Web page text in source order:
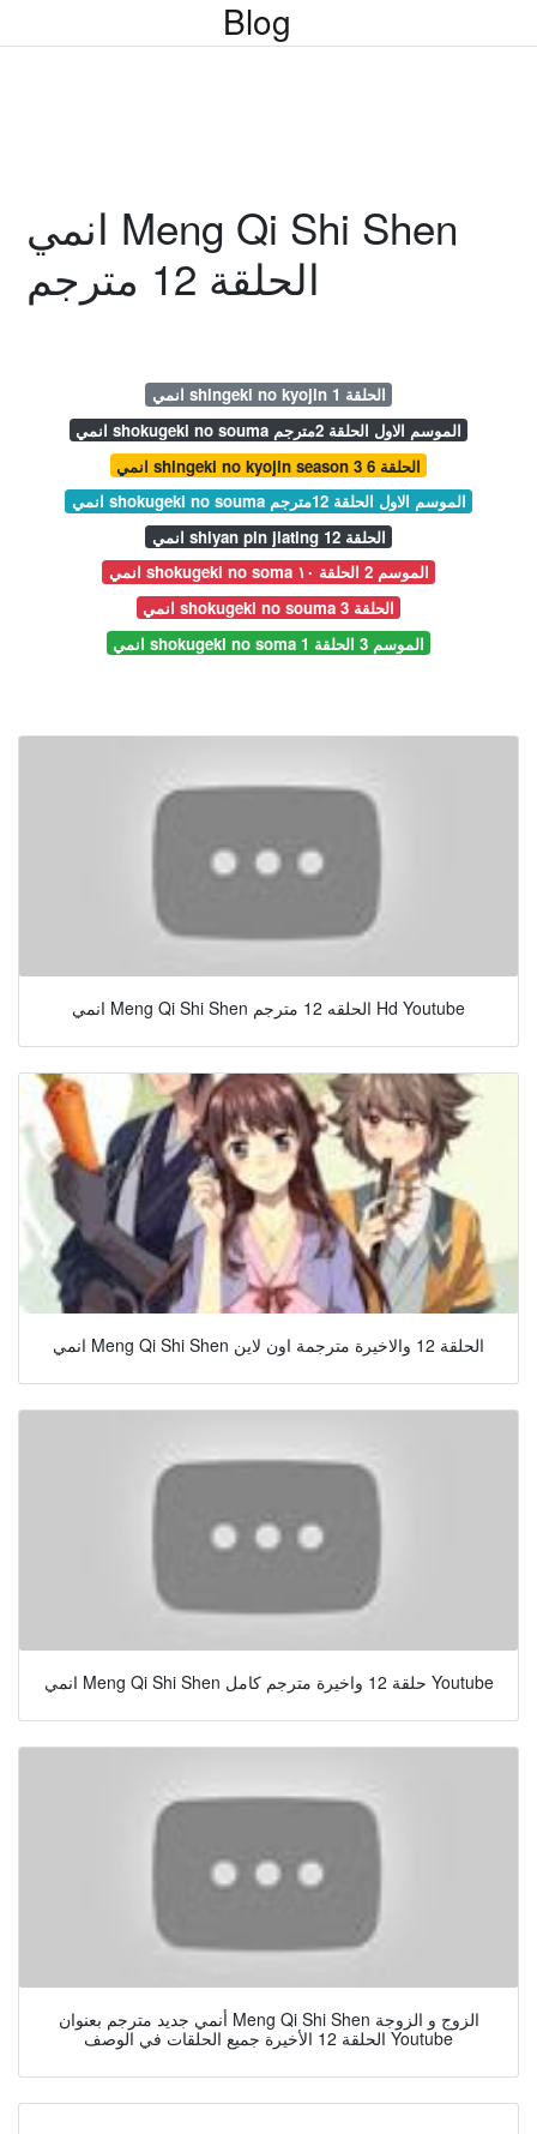
Blog
انمي Meng Qi Shi Shen
الحلقة 12 مترجم
انمي shingeki no kyojin الحلقة 1
انمي shokugeki no souma الموسم الاول الحلقة 2مترجم
انمي shingeki no kyojin season 3 الحلقة 6
انمي shokugeki no souma الموسم الاول الحلقة 12مترجم
انمي shiyan pin jiating الحلقة 12
انمي shokugeki no soma الموسم 2 الحلقة ١٠
انمي shokugeki no souma الحلقة 3
انمي shokugeki no soma الموسم 3 الحلقة 1
انمي Meng Qi Shi Shen الحلقه 12 مترجم Hd Youtube
انمي Meng Qi Shi Shen الحلقة 12 والاخيرة مترجمة اون لاين
انمي Meng Qi Shi Shen حلقة 12 واخيرة مترجم كامل Youtube
أنمي جديد مترجم بعنوان Meng Qi Shi Shen الزوج و الزوجة
الحلقة 12 الأخيرة جميع الحلقات في الوصف Youtube